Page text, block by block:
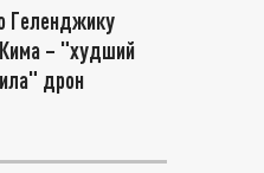
Геленджику
– "худший
дрон